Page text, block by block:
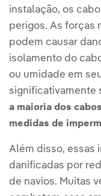
instalação, os
perigos. As forças
podem causar
isolamento do
ou umidade em
significativamente
a maioria dos
medidas de
Além disso, essas
danificadas por
de navios. Muitas